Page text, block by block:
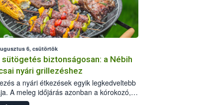
6, csütörtök
sütögetés biztonságosan: a Nébih
nyári grillezéshez
a nyári étkezések egyik legkedveltebb
A meleg időjárás azonban a kórokozó,
okozó baktériumok gyorsabb